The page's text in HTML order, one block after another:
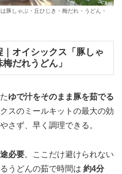
豚しゃぶ・丘ひじき・梅だれ・うどん・
オイシックス「豚しゃ
だれうどん」
ゆで汁をそのまま豚を茹でる
スのミールキットの最大の効
さず、早く調理できる。
必要。ここだけ避けられない
うどんの茹で時間は 約4分